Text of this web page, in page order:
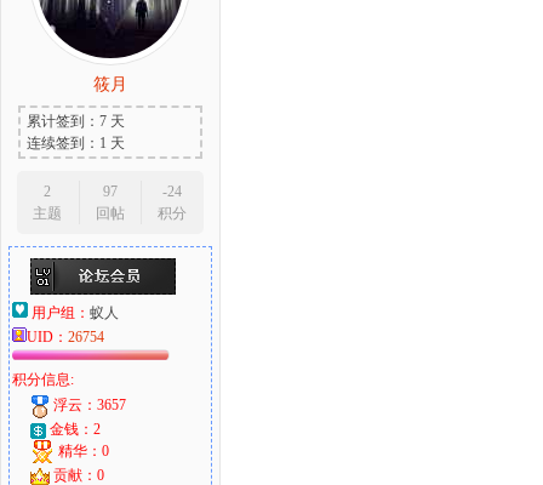
筱月
累计签到：7 天
连续签到：1 天
2
主题
97
回帖
-24
积分
用户组： 蚁人
UID： 26754
积分信息:
浮云：3657
金钱：2
精华：0
贡献：0